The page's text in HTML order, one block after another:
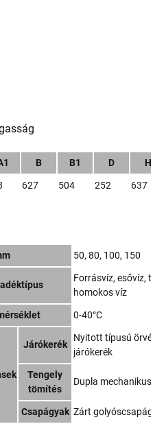
B B1 D H
627 504 252 637
50, 80, 100, 150
Forrásvíz, esővíz,
homokos víz
0-40°C
Járókerék
Nyitott típusú
járókerék
Tengely
tömítés
Dupla mechanikus
Csapágyak Zárt golyóscsapágy